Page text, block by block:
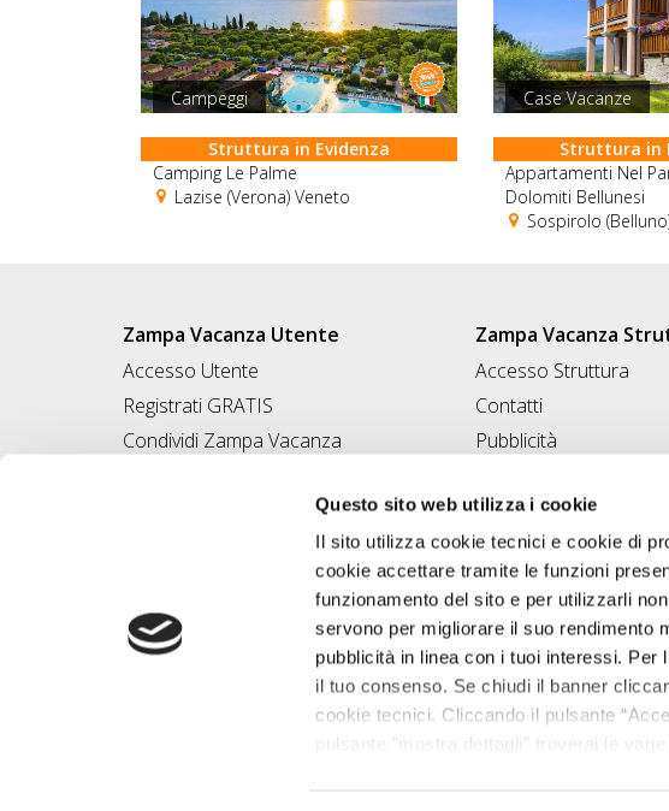
Questo sito web utilizza i cookie
Il sito utilizza cookie tecnici e cookie di
cookie accettare tramite le funzioni
funzionamento del sito e per utilizzarli
servono per migliorare il suo rendimento
pubblicità in linea con i tuoi interessi. Per
il tuo consenso. Se chiudi il banner
cookie tecnici. Cliccando il pulsante
pulsante “mostra dettagli” troverai le
Campeggi
Struttura in Evidenza
Camping Le Palme
Lazise (Verona) Veneto
Case Vacanze
Struttura in
Appartamenti Nel
Dolomiti Bellunesi
Sospirolo
Zampa Vacanza Utente
Accesso Utente
Registrati GRATIS
Condividi Zampa Vacanza
Zampa Vacanza
Accesso Struttura
Contatti
Pubblicità